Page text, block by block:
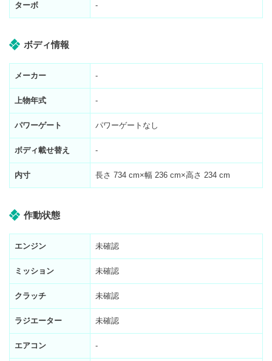
ターボ -
ボディ情報
メーカー -
上物年式 -
パワーゲート パワーゲートなし
ボディ載せ替え -
内寸 長さ 734 cm×幅 236 cm×高さ 234 cm
作動状態
エンジン 未確認
ミッション 未確認
クラッチ 未確認
ラジエーター 未確認
エアコン -